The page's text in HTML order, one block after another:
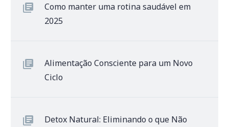
Como manter uma rotina saudável em
2025
Alimentação Consciente para um Novo
Ciclo
Detox Natural: Eliminando o que Não